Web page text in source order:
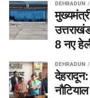
DEHRADUN
8 नए
DEHRADUN